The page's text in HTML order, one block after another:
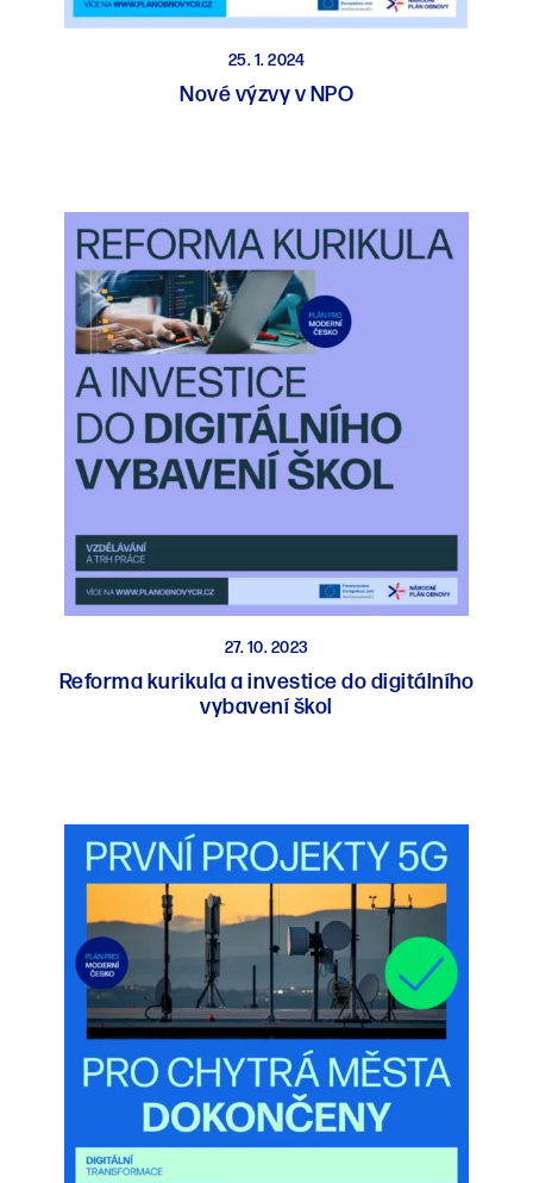
25. 1. 2024
Nové výzvy v NPO
27. 10. 2023
Reforma kurikula a investice do digitálního
vybavení škol